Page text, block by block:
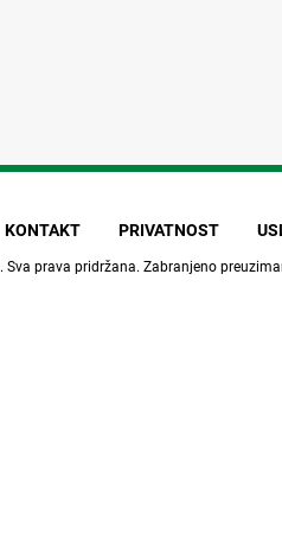
KONTAKT PRIVATNOST
. Sva prava pridržana. Zabranjeno